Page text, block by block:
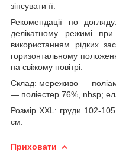
зіпсувати її.
Рекомендації по
делікатному режимі
використанням рідких
горизонтальному
на свіжому повітрі.
Склад: мереживо —
— поліестер 76%, nbsp;
Розмір XXL: груди 102-
см.
Приховати